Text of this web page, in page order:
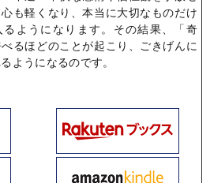
も軽くなり、本当に大切なものだけ
るようになります。その結果、「奇
るほどのことが起こり、ごきげんに
ようになるのです。